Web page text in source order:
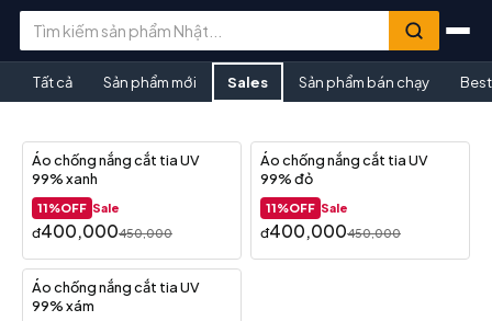
Tất cả Sản phẩm mới Sales Sản phẩm bán chạy
NEW
Áo chống nắng cắt tia UV
99% xanh
11%OFF Sale
đ400,000450,000
NEW
Áo chống nắng cắt tia UV
99% đỏ
11%OFF Sale
đ400,000450,000
NEW
Áo chống nắng cắt tia UV
99% xám